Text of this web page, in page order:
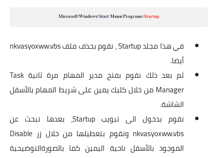
في هذا مجلد Startup ، نقوم بحذف ملف nkvasyoxww.vbs
أيضا.
ثم بعد ذلك نقوم بفتح مدير المهام مرة ثانية Task
Manager من خلال كليك يمين على شريط المهام بالأسفل
الشاشة.
نقوم بدخول الى تبويب Startup، بعدها نبحث عن
nkvasyoxww.vbs ونقوم بتعطيلها من خلال زر Disable
الموجود بالأسفل ناحية اليمين كما بالصورةالتوضيحية